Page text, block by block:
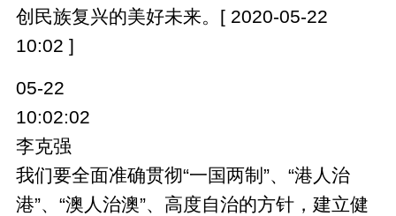
创民族复兴的美好未来。[ 2020-05-22
10:02 ]
05-22
10:02:02
李克强
我们要全面准确贯彻“一国两制”、“港人治
港”、“澳人治澳”、高度自治的方针，建立健